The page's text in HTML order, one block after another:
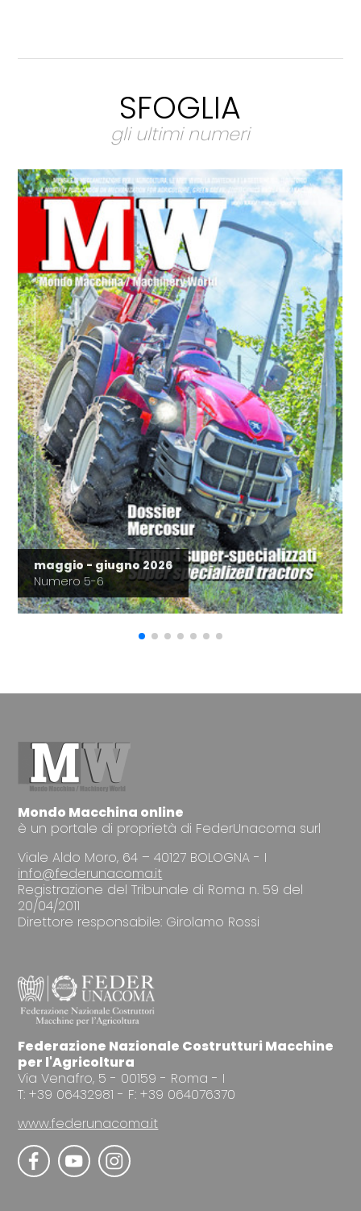
SFOGLIA
gli ultimi numeri
maggio - giugno 2026
Numero 5-6
Mondo Macchina online
è un portale di proprietà di FederUnacoma surl
Viale Aldo Moro, 64 – 40127 BOLOGNA - I
info@federunacoma.it
Registrazione del Tribunale di Roma n. 59 del
20/04/2011
Direttore responsabile: Girolamo Rossi
Federazione Nazionale Costrutturi Macchine
per l'Agricoltura
Via Venafro, 5 - 00159 - Roma - I
T: +39 06432981 - F: +39 064076370
www.federunacoma.it